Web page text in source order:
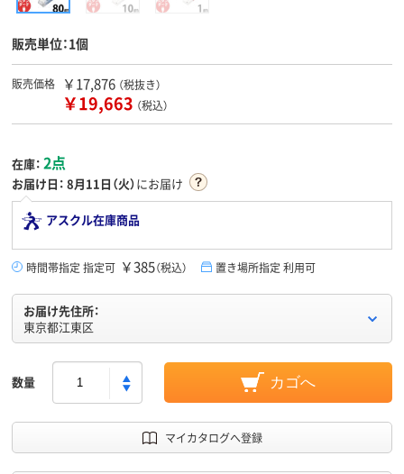
販売単位：1個
販売価格 ￥17,876 （税抜き）
￥19,663 （税込）
在庫： 2点
お届け日： 8月11日（火）にお届け
アスクル在庫商品
時間帯指定 指定可 ￥385（税込） 置き場所指定 利用可
お届け先住所：
東京都江東区
数量 カゴへ
マイカタログへ登録